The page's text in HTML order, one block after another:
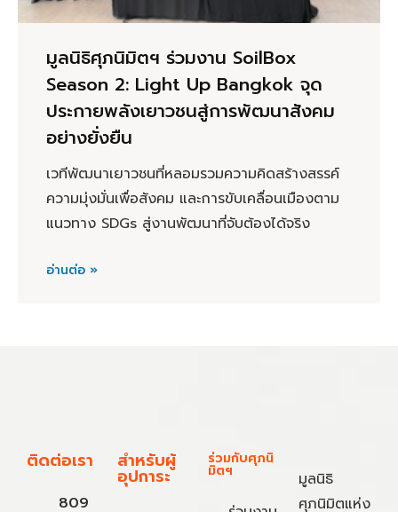
มูลนิธิศุภนิมิตฯ ร่วมงาน SoilBox
Season 2: Light Up Bangkok จุด
ประกายพลังเยาวชนสู่การพัฒนาสังคม
อย่างยั่งยืน
เวทีพัฒนาเยาวชนที่หลอมรวมความคิดสร้างสรรค์
ความมุ่งมั่นเพื่อสังคม และการขับเคลื่อนเมืองตาม
แนวทาง SDGs สู่งานพัฒนาที่จับต้องได้จริง
อ่านต่อ »
ติดต่อเรา
809
สำหรับผู้
อุปการะ
ร่วมกับศุภนิ
มิตฯ
มูลนิธิ
ศุภนิมิตแห่ง